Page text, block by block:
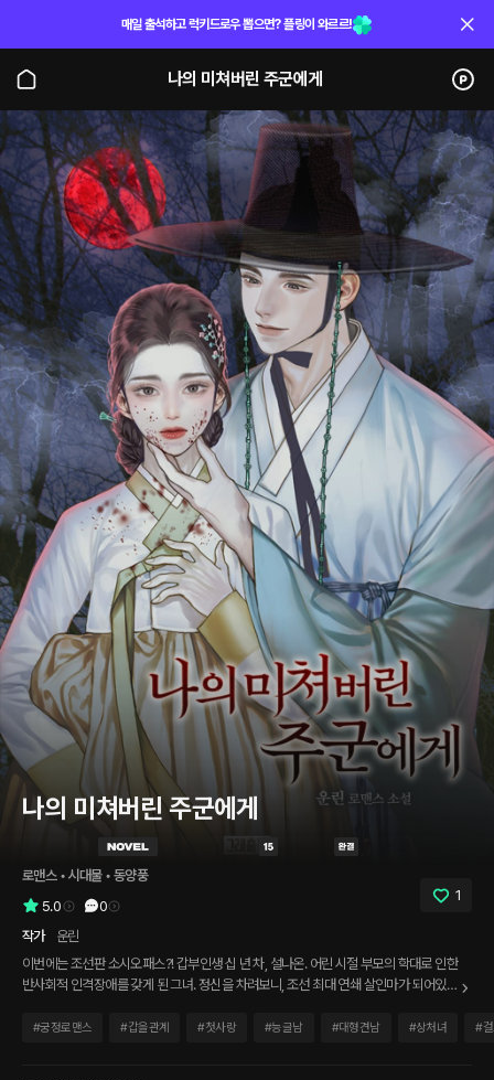
매일 출석하고 럭키드로우 뽑으면? 플링이 와르르!
나의 미쳐버린 주군에게
나의 미쳐버린 주군에게
로맨스 • 시대물 • 동양풍
5.0
0
1
작가
운린
이번에는 조선판 소시오패스?! 갑부인생 십 년 차, 설나온. 어린 시절 부모의 학대로 인한
반사회적 인격장애를 갖게 된 그녀. 정신을 차려보니, 조선 최대 연쇄 살인마가 되어있었
대군, 단이 나타난다! 단의 목적은 조선을 발칵 뒤흔든 연쇄 살인마를 잡기 위함인데….
#궁정로맨스 #갑을관계 #첫사랑 #능글남 #대형견남 #상처녀 #